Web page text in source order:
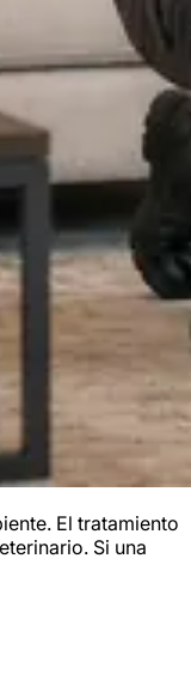
El tratamiento
Si una